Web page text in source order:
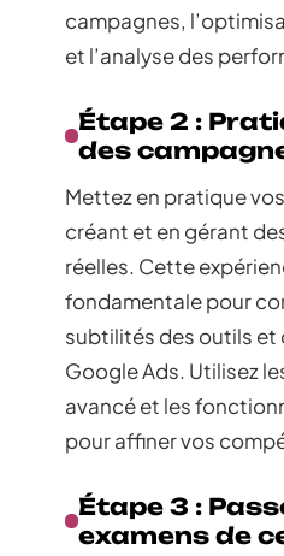
campagnes,
et l’analyse des
Étape 2 :
des
Mettez en pratique
créant et en gérant
réelles. Cette
fondamentale pour
subtilités des outils et
Google Ads. Utilisez
avancé et les
pour affiner vos
Étape 3 :
examens de